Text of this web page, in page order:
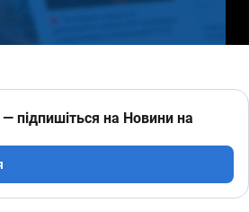
підпишіться на Новини на